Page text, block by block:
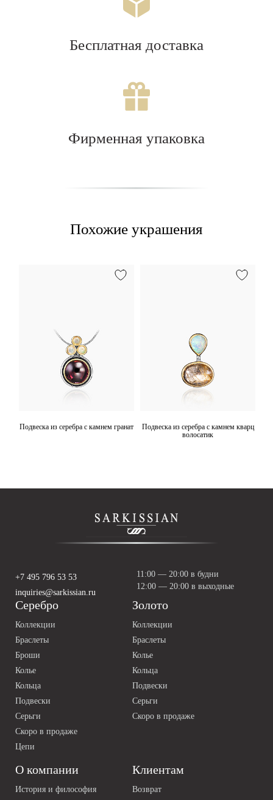
Бесплатная доставка
Фирменная упаковка
Похожие украшения
Подвеска из серебра с камнем гранат
Подвеска из серебра с камнем кварц
волосатик
О компании
История и философия
Клиентам
Возврат
Серебро
Коллекции
Браслеты
Броши
Колье
Кольца
Подвески
Серьги
Скоро в продаже
Цепи
Золото
Коллекции
Браслеты
Колье
Кольца
Подвески
Серьги
Скоро в продаже
+7 495 796 53 53
inquiries@sarkissian.ru
11:00 — 20:00 в будни
12:00 — 20:00 в выходные